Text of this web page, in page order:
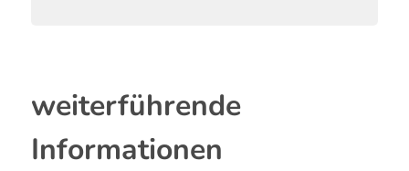
weiterführende
Informationen